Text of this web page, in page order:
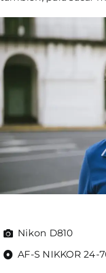
Nikon D810
AF-S NIKKOR 24-